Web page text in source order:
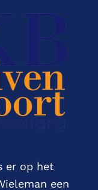
er op het
een